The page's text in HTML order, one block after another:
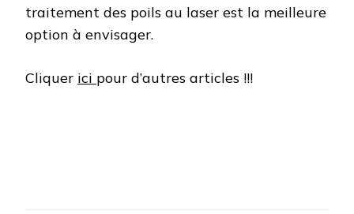
traitement des poils au laser est la meilleure
option à envisager.
Cliquer ici pour d’autres articles !!!